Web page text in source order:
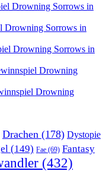
Drowning Sorrows in
Drowning Sorrows in
Drowning Sorrows in
Drowning
Drowning
Drachen (178) Dystopie
(149) Fae (69) Fantasy
(432)